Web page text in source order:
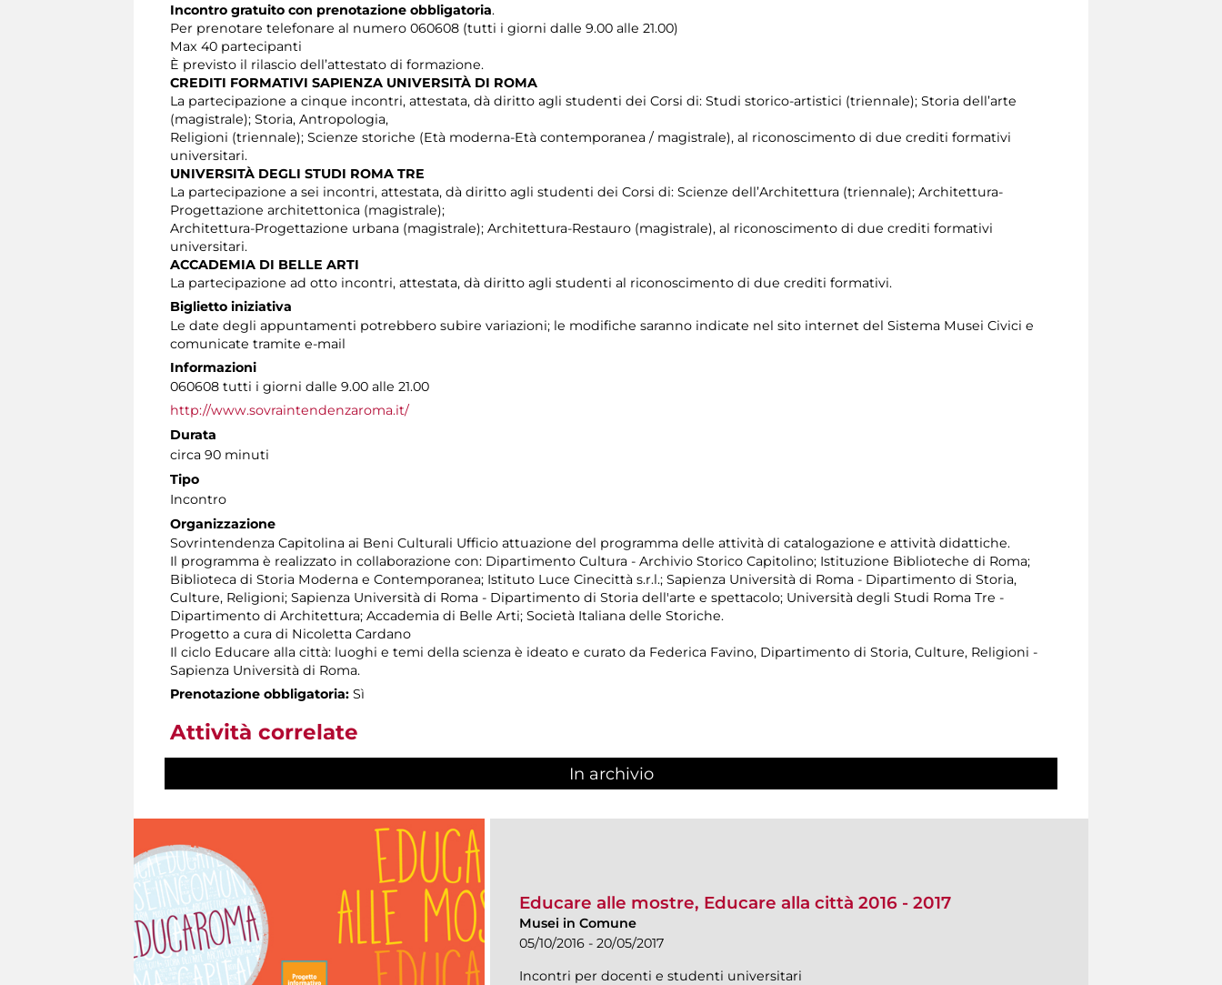
Incontro gratuito con prenotazione obbligatoria.
Per prenotare telefonare al numero 060608 (tutti i giorni dalle 9.00 alle 21.00)
Max 40 partecipanti
È previsto il rilascio dell’attestato di formazione.
CREDITI FORMATIVI SAPIENZA UNIVERSITÀ DI ROMA
La partecipazione a cinque incontri, attestata, dà diritto agli studenti dei Corsi di: Studi storico-artistici (triennale); Storia dell’arte
(magistrale); Storia, Antropologia,
Religioni (triennale); Scienze storiche (Età moderna-Età contemporanea / magistrale), al riconoscimento di due crediti formativi
universitari.
UNIVERSITÀ DEGLI STUDI ROMA TRE
La partecipazione a sei incontri, attestata, dà diritto agli studenti dei Corsi di: Scienze dell’Architettura (triennale); Architettura-
Progettazione architettonica (magistrale);
Architettura-Progettazione urbana (magistrale); Architettura-Restauro (magistrale), al riconoscimento di due crediti formativi
universitari.
ACCADEMIA DI BELLE ARTI
La partecipazione ad otto incontri, attestata, dà diritto agli studenti al riconoscimento di due crediti formativi.
Biglietto iniziativa
Le date degli appuntamenti potrebbero subire variazioni; le modifiche saranno indicate nel sito internet del Sistema Musei Civici e
comunicate tramite e-mail
Informazioni
060608 tutti i giorni dalle 9.00 alle 21.00
http://www.sovraintendenzaroma.it/
Durata
circa 90 minuti
Tipo
Incontro
Organizzazione
Sovrintendenza Capitolina ai Beni Culturali Ufficio attuazione del programma delle attività di catalogazione e attività didattiche.
Il programma è realizzato in collaborazione con: Dipartimento Cultura - Archivio Storico Capitolino; Istituzione Biblioteche di Roma;
Biblioteca di Storia Moderna e Contemporanea; Istituto Luce Cinecittà s.r.l.; Sapienza Università di Roma - Dipartimento di Storia,
Culture, Religioni; Sapienza Università di Roma - Dipartimento di Storia dell'arte e spettacolo; Università degli Studi Roma Tre -
Dipartimento di Architettura; Accademia di Belle Arti; Società Italiana delle Storiche.
Progetto a cura di Nicoletta Cardano
Il ciclo Educare alla città: luoghi e temi della scienza è ideato e curato da Federica Favino, Dipartimento di Storia, Culture, Religioni -
Sapienza Università di Roma.
Prenotazione obbligatoria: Sì
Attività correlate
In archivio
Educare alle mostre, Educare alla città 2016 - 2017
Musei in Comune
05/10/2016 - 20/05/2017
Incontri per docenti e studenti universitari